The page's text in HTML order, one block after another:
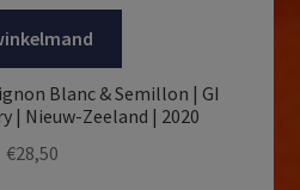
Blanc & Semillon | GI
| Nieuw-Zeeland | 2020
€28,50